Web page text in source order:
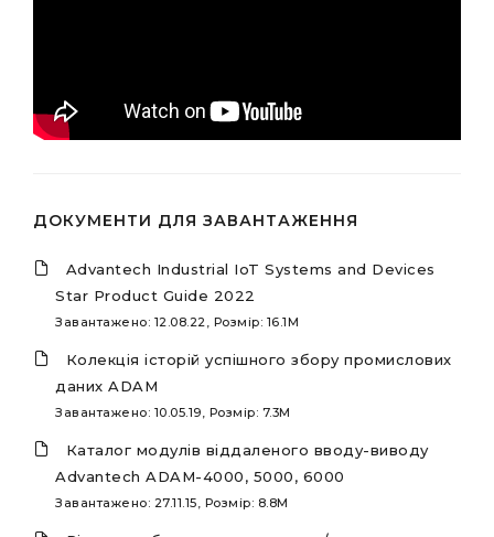
ДОКУМЕНТИ ДЛЯ ЗАВАНТАЖЕННЯ
Advantech Industrial IoT Systems and Devices
Star Product Guide 2022
Завантажено: 12.08.22, Розмір: 16.1M
Колекція історій успішного збору промислових
даних ADAM
Завантажено: 10.05.19, Розмір: 7.3M
Каталог модулів віддаленого вводу-виводу
Advantech ADAM-4000, 5000, 6000
Завантажено: 27.11.15, Розмір: 8.8M